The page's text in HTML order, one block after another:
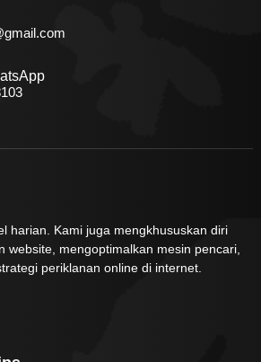
harian. Kami juga mengkhususkan diri
website, mengoptimalkan mesin pencari,
periklanan online di internet.